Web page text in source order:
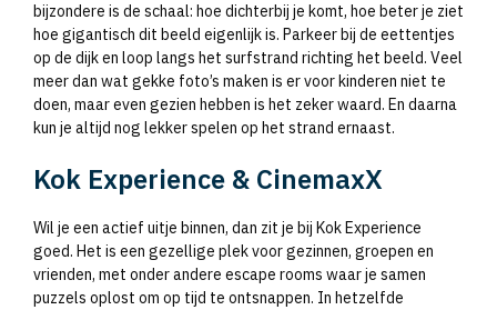
bijzondere is de schaal: hoe dichterbij je komt, hoe beter je ziet
hoe gigantisch dit beeld eigenlijk is. Parkeer bij de eettentjes
op de dijk en loop langs het surfstrand richting het beeld. Veel
meer dan wat gekke foto’s maken is er voor kinderen niet te
doen, maar even gezien hebben is het zeker waard. En daarna
kun je altijd nog lekker spelen op het strand ernaast.
Kok Experience & CinemaxX
Wil je een actief uitje binnen, dan zit je bij Kok Experience
goed. Het is een gezellige plek voor gezinnen, groepen en
vrienden, met onder andere escape rooms waar je samen
puzzels oplost om op tijd te ontsnappen. In hetzelfde